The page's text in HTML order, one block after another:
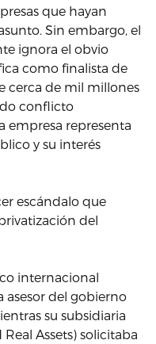
que hayan
Sin embargo, el
ignora el obvio
como finalista de
cerca de mil millones
conflicto
empresa representa
y su interés
escándalo que
del
internacional
asesor del gobierno
su subsidiaria
Assets) solicitaba